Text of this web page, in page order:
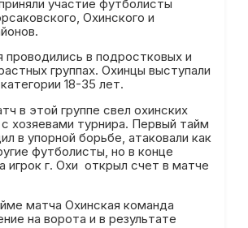
участие футболисты
Охинского и
проводились в подростковых и
группах. Охинцы выступали
18-35 лет.
в этой группе свел охинских
хозяевами турнира. Первый тайм
в упорной борьбе, атаковали как
футболисты, но в конце
игрок г. Охи открыл счет в матче
матча Охинская команда
на ворота и в результате